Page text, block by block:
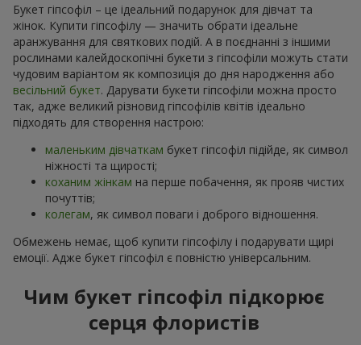
Букет гіпсофіл – це ідеальний подарунок для дівчат та
жінок. Купити гіпсофілу — значить обрати ідеальне
аранжування для святкових подій. А в поєднанні з іншими
рослинами калейдоскопічні букети з гіпсофіли можуть стати
чудовим варіантом як композиція до дня народження або
весільний букет. Дарувати букети гіпсофіли можна просто
так, адже великий різновид гіпсофілів квітів ідеально
підходять для створення настрою:
маленьким дівчаткам букет гіпсофіл підійде, як символ
ніжності та щирості;
коханим жінкам на перше побачення, як прояв чистих
почуттів;
колегам, як символ поваги і доброго відношення.
Обмежень немає, щоб купити гіпсофілу і подарувати щирі
емоції. Адже букет гіпсофіл є повністю універсальним.
Чим букет гіпсофіл підкорює
серця флористів